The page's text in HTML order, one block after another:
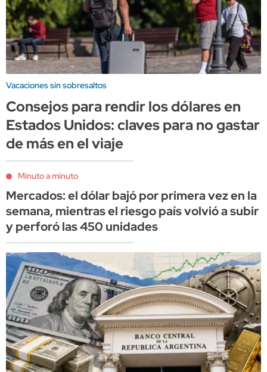
Vacaciones sin sobresaltos
Consejos para rendir los dólares en
Estados Unidos: claves para no gastar
de más en el viaje
Minuto a minuto
Mercados: el dólar bajó por primera vez en la
semana, mientras el riesgo país volvió a subir
y perforó las 450 unidades